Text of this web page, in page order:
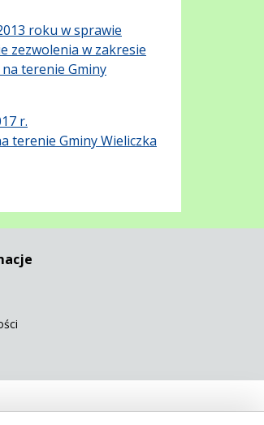
roku w sprawie
zezwolenia w zakresie
terenie Gminy
r.
terenie Gminy Wieliczka